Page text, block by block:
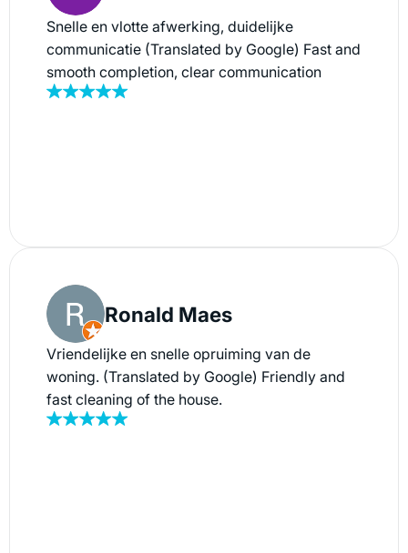
Snelle en vlotte afwerking, duidelijke
communicatie (Translated by Google) Fast and
smooth completion, clear communication
Ronald Maes
Vriendelijke en snelle opruiming van de
woning. (Translated by Google) Friendly and
fast cleaning of the house.